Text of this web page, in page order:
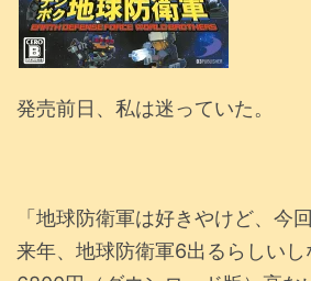
発売前日、私は迷っていた。
「地球防衛軍は好きやけど、今
来年、地球防衛軍6出るらしいし